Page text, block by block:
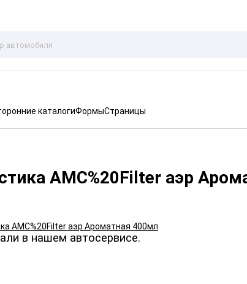
каталогиФормыСтраницы
AMC%20Filter аэр
в нашем автосервисе.